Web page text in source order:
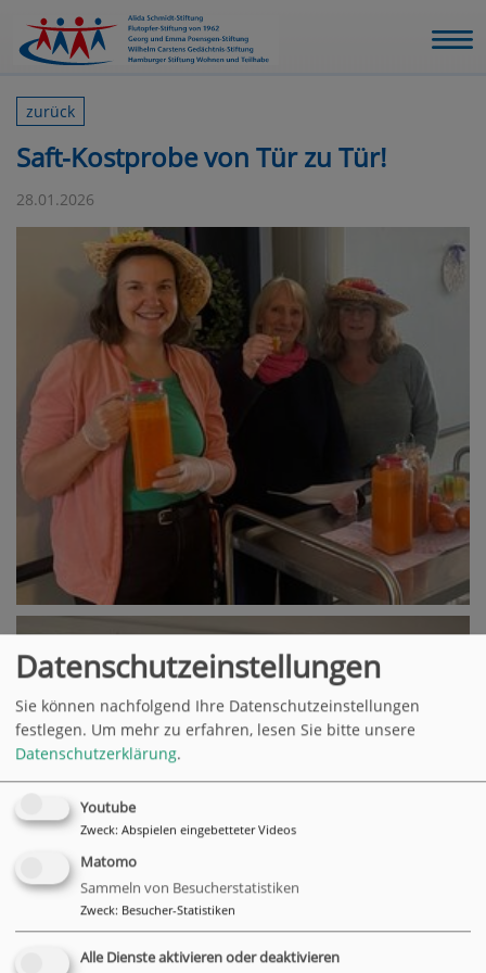
zurück
Saft-Kostprobe von Tür zu Tür!
28.01.2026
Datenschutzeinstellungen
Sie können nachfolgend Ihre Datenschutzeinstellungen
festlegen. Um mehr zu erfahren, lesen Sie bitte unsere
Datenschutzerklärung.
Youtube
Zweck: Abspielen eingebetteter Videos
Matomo
Sammeln von Besucherstatistiken
Zweck: Besucher-Statistiken
Alle Dienste aktivieren oder deaktivieren